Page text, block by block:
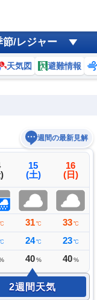
節/レジャー
天気図 避難情報
週間の最新見解
15
(土)
31 ℃
24 ℃
40 %
16
(日)
33 ℃
23 ℃
40 %
2週間天気